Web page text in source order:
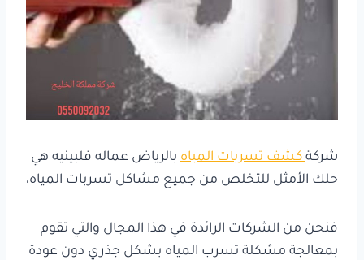
شركةكشف تسربات المياه بالرياض عماله فلبينيه هي
حلك الأمثل للتخلص من جميع مشاكل تسربات المياه،
فنحن من الشركات الرائدة في هذا المجال والتي تقوم
بمعالجة مشكلة تسرب المياه بشكل جذري دون عودة